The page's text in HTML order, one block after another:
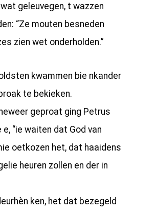
geleuvegen, t wazzen
“Ze mouten besneden
zien wet onderholden.”
kwammen bie nkander
te bekieken.
geproat ging Petrus
e, “ie waiten dat God van
oetkozen het, dat haaidens
heuren zollen en der in
ken, het dat bezegeld